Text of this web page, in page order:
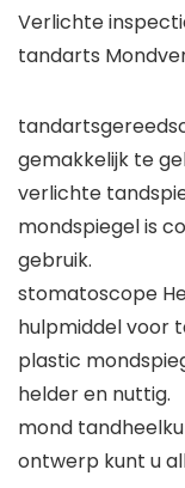
Verlichte
tandarts
gemakkelijk te
verlichte
mondspiegel is
gebruik.
stomatoscope
hulpmiddel voor
plastic
helder en nuttig.
mond
ontwerp kunt u